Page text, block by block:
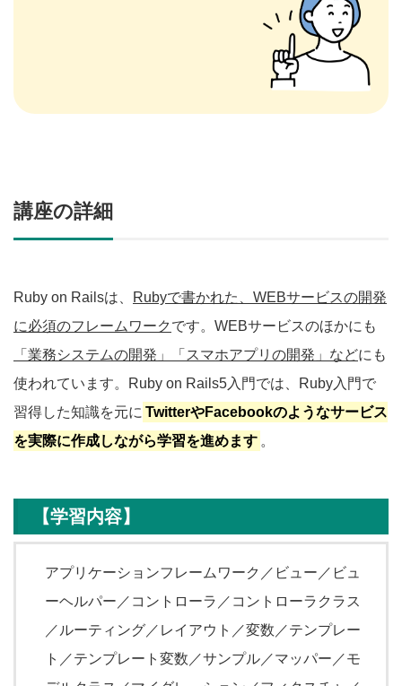
講座の詳細
Ruby on Railsは、
Rubyで書かれた、WEBサービスの開発
に必須のフレームワーク です。WEBサービスのほかにも
「業務システムの開発」「スマホアプリの開発」などにも
使われています。Ruby on Rails5入門では、Ruby入門で
習得した知識を元に TwitterやFacebookのようなサービス
を実際に作成しながら学習を進めます 。
【学習内容】
アプリケーションフレームワーク／ビュー／ビュ
ーヘルパー／コントローラ／コントローラクラス
／ルーティング／レイアウト／変数／テンプレー
ト／テンプレート変数／サンプル／マッパー／モ